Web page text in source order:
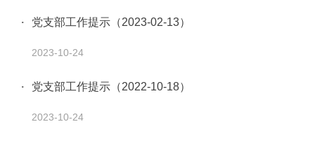
党支部工作提示（2023-02-13）
2023-10-24
党支部工作提示（2022-10-18）
2023-10-24